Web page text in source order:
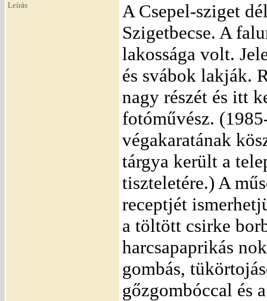
Leírás
A Csepel-sziget
Szigetbecse. A
lakossága volt.
és svábok lakják.
nagy részét és itt
fotóművész.
végakaratának
tárgya került a
tiszteletére.) A
receptjét
a töltött csirke
harcsapaprikás
gombás,
gőzgombóccal és